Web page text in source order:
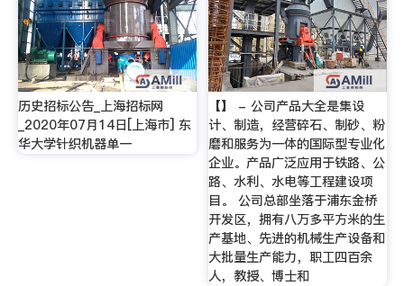
历史招标公告_上海招标网
_2020年07月14日[上海市] 东
华大学针织机器单一
【】 - 公司产品大全是集设
计、制造，经营碎石、制砂、粉
磨和服务为一体的国际型专业化
企业。产品广泛应用于铁路、公
路、水利、水电等工程建设项
目。 公司总部坐落于浦东金桥
开发区，拥有八万多平方米的生
产基地、先进的机械生产设备和
大批量生产能力，职工四百余
人，教授、博士和